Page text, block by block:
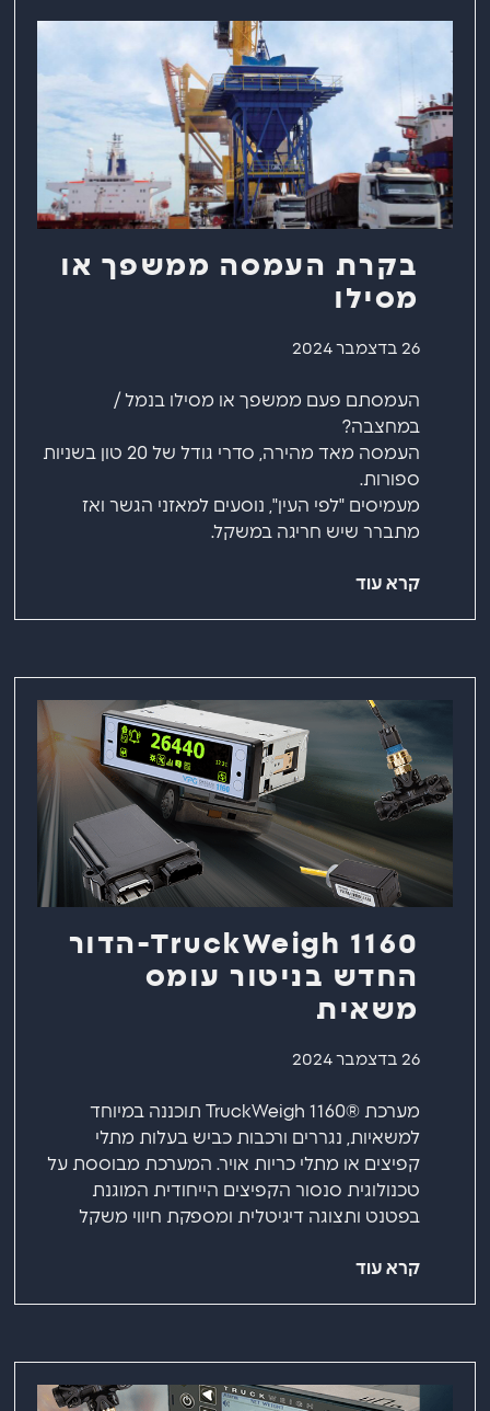
בקרת העמסה ממשפך או
מסילו
26 בדצמבר 2024
העמסתם פעם ממשפך או מסילו בנמל /
במחצבה?
העמסה מאד מהירה, סדרי גודל של 20 טון בשניות
ספורות.
מעמיסים "לפי העין", נוסעים למאזני הגשר ואז
מתברר שיש חריגה במשקל.
קרא עוד
1160 TruckWeigh-הדור
החדש בניטור עומס
משאית
26 בדצמבר 2024
מערכת ®1160 TruckWeigh תוכננה במיוחד
למשאיות, נגררים ורכבות כביש בעלות מתלי
קפיצים או מתלי כריות אויר. המערכת מבוססת על
טכנולוגית סנסור הקפיצים הייחודית המוגנת
בפטנט ותצוגה דיגיטלית ומספקת חיווי משקל
קרא עוד